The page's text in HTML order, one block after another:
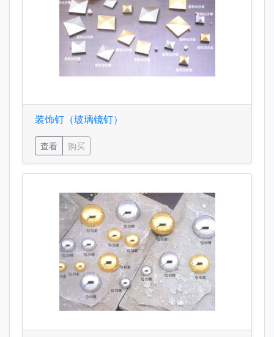
装饰钉（玻璃镜钉）
查看 购买